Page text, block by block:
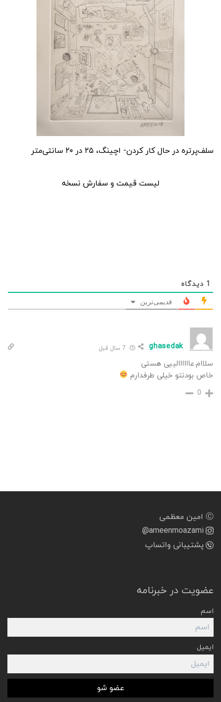
سلف‌پرتره در حال کار کردن- اچینگ، ۲۵ در ۲۰ سانتی‌متر
لیست قیمت و سفارش نسخه
1 دیدگاه
قدیمی‌ترین
ghasedak
سلاام.عاااااالییی هستی
خاص بودنتو خیلی طرفدارم
0
Ⓒ امین معظمی
@ameenmoazami
پشتیبانی واتساپ
عضویت در خبرنامه
اسم
ایمیل